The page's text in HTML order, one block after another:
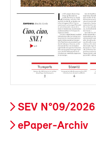
SEV N°09/2026
ePaper-Archiv